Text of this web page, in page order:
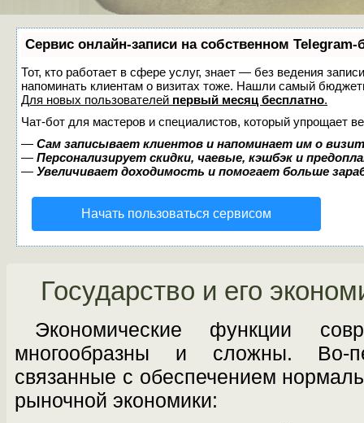
Сервис онлайн-записи на собственном Telegram-
Тот, кто работает в сфере услуг, знает — без ведения
напоминать клиентам о визитах тоже. Нашли самый
Для новых пользователей первый месяц бесплатно.
Чат-бот для мастеров и специалистов, который упрощает
— Сам записывает клиентов и напоминает им о
— Персонализирует скидки, чаевые, кэшбэк и
— Увеличивает доходимость и помогает больше
Начать пользоваться сервисом
Государство и его
Экономические функции
многооб­разны и сложны. Во-
связанные с обеспече­нием
рыночной экономики: